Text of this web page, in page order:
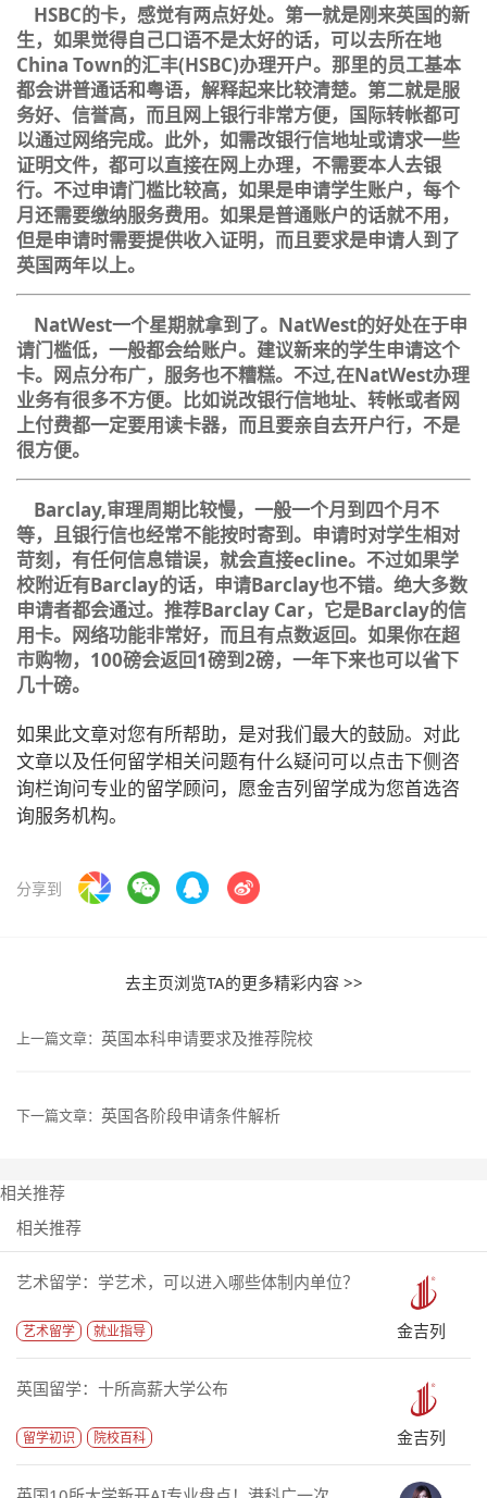
HSBC的卡，感觉有两点好处。第一就是刚来英国的新
生，如果觉得自己口语不是太好的话，可以去所在地
China Town的汇丰(HSBC)办理开户。那里的员工基本
都会讲普通话和粤语，解释起来比较清楚。第二就是服
务好、信誉高，而且网上银行非常方便，国际转帐都可
以通过网络完成。此外，如需改银行信地址或请求一些
证明文件，都可以直接在网上办理，不需要本人去银
行。不过申请门槛比较高，如果是申请学生账户，每个
月还需要缴纳服务费用。如果是普通账户的话就不用，
但是申请时需要提供收入证明，而且要求是申请人到了
英国两年以上。
NatWest一个星期就拿到了。 NatWest的好处在于申
请门槛低，一般都会给账户。建议新来的学生申请这个
卡。网点分布广，服务也不糟糕。不过,在NatWest办理
业务有很多不方便。比如说改银行信地址、转帐或者网
上付费都一定要用读卡器，而且要亲自去开户行，不是
很方便。
Barclay,审理周期比较慢，一般一个月到四个月不
等，且银行信也经常不能按时寄到。申请时对学生相对
苛刻，有任何信息错误，就会直接ecline。不过如果学
校附近有Barclay的话，申请Barclay也不错。绝大多数
申请者都会通过。推荐Barclay Car，它是Barclay的信
用卡。网络功能非常好，而且有点数返回。如果你在超
市购物， 100磅会返回1磅到2磅，一年下来也可以省下
几十磅。
如果此文章对您有所帮助，是对我们最大的鼓励。对此
文章以及任何留学相关问题有什么疑问可以点击下侧咨
询栏询问专业的留学顾问，愿金吉列留学成为您首选咨
询服务机构。
分享到
去主页浏览TA的更多精彩内容 >>
上一篇文章： 英国本科申请要求及推荐院校
下一篇文章： 英国各阶段申请条件解析
相关推荐
相关推荐
艺术留学：学艺术，可以进入哪些体制内单位？
艺术留学 就业指导 金吉列
英国留学：十所高薪大学公布
留学初识 院校百科 金吉列